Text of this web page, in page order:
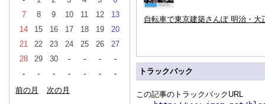
7
8 9 10 11 12
13
14
15 16 17 18 19
20
21
22 23 24 25 26
27
28
29 30 - - -
-
-
- - - - -
-
前の月
次の月
自転車で東京建築さんぽ 明治・大
トラックバック
この記事のトラックバックURL